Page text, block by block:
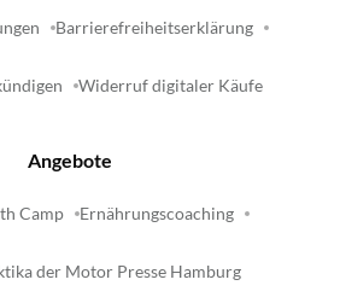
Barrierefreiheitserklärung
Widerruf digitaler Käufe
Angebote
Camp Ernährungscoaching
der Motor Presse Hamburg